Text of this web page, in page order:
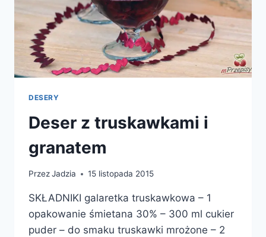
DESERY
Deser z truskawkami i
granatem
PrzezJadzia 15 listopada 2015
SKŁADNIKI galaretka truskawkowa – 1
opakowanie śmietana 30% – 300 ml cukier
puder – do smaku truskawki mrożone – 2